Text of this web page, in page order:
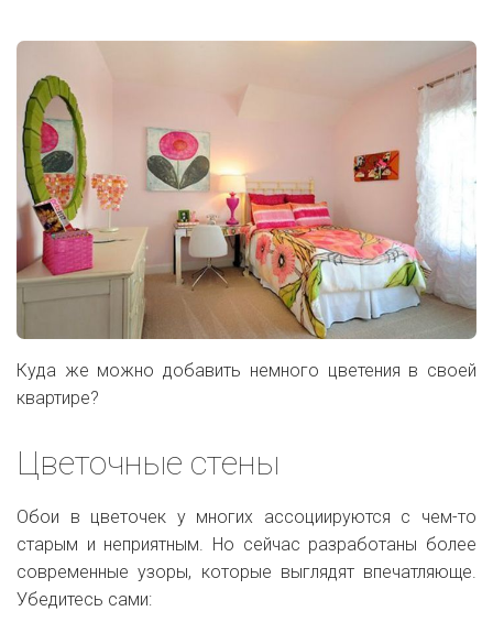
Куда же можно добавить немного цветения в своей
квартире?
Цветочные стены
Обои в цветочек у многих ассоциируются с чем-то
старым и неприятным. Но сейчас разработаны более
современные узоры, которые выглядят впечатляюще.
Убедитесь сами: